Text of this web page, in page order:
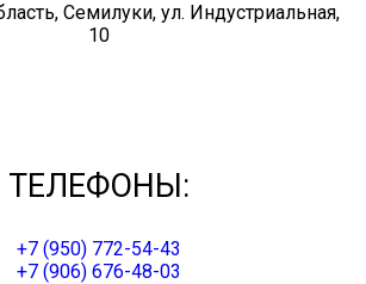
Семилуки, ул. Индустриальная,
10
ТЕЛЕФОНЫ:
+7 (950) 772-54-43
+7 (906) 676-48-03